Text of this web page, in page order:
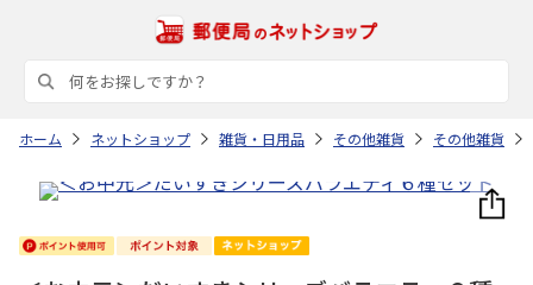
ホーム ネットショップ 雑貨・日用品 その他雑貨 その他雑貨